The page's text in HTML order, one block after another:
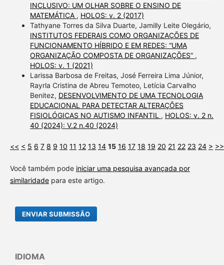
INCLUSIVO: UM OLHAR SOBRE O ENSINO DE
MATEMÁTICA , HOLOS: v. 2 (2017)
Tathyane Torres da Silva Duarte, Jamilly Leite Olegário,
INSTITUTOS FEDERAIS COMO ORGANIZAÇÕES DE
FUNCIONAMENTO HÍBRIDO E EM REDES: “UMA
ORGANIZAÇÃO COMPOSTA DE ORGANIZAÇÕES” ,
HOLOS: v. 1 (2021)
Larissa Barbosa de Freitas, José Ferreira Lima Júnior,
Rayrla Cristina de Abreu Temoteo, Letícia Carvalho
Benitez, DESENVOLVIMENTO DE UMA TECNOLOGIA
EDUCACIONAL PARA DETECTAR ALTERAÇÕES
FISIOLÓGICAS NO AUTISMO INFANTIL , HOLOS: v. 2 n.
40 (2024): V.2 n.40 (2024)
<< < 5 6 7 8 9 10 11 12 13 14 15 16 17 18 19 20 21 22 23 24 > >>
Você também pode iniciar uma pesquisa avançada por
similaridadepara este artigo.
ENVIAR SUBMISSÃO
IDIOMA